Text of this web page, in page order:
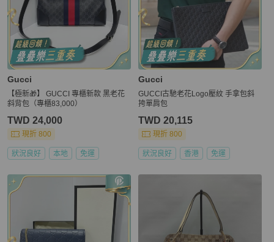
Gucci
【極新🎁】 GUCCI 專櫃新款 黑老花
斜背包（專櫃83,000）
TWD 24,000
現折 800
狀況良好 本地 免運
Gucci
GUCCI古馳老花Logo壓紋 手拿包斜
挎單肩包
TWD 20,115
現折 800
狀況良好 香港 免運